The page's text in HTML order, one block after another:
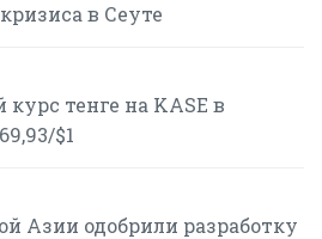
в Сеуте
тенге на KASE в
$1
Азии одобрили разработку